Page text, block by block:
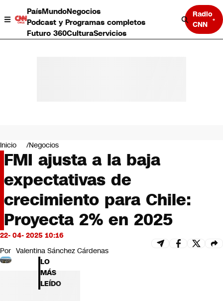
PaísMundoNegocios
Podcast y Programas completos
Futuro 360CulturaServicios
Radio
CNN
Negocios
Deportes
Programas completos
Cultura
Servicios
Bits
CNN tiempo
Futuro 360
Inicio Negocios
FMI ajusta a la baja
expectativas de
crecimiento para Chile:
Proyecta 2% en 2025
22- 04- 2025 10:16
Por Valentina Sánchez Cárdenas
LO
MÁS
LEÍDO